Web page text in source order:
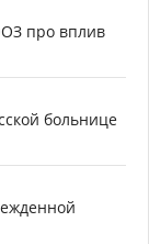
про вплив
больнице